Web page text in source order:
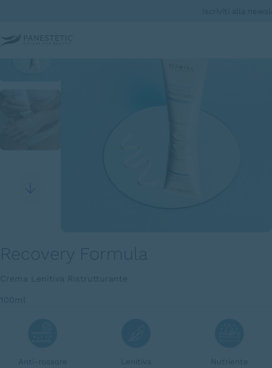
Recovery Formula
Crema Lenitiva Ristrutturante
100ml
Anti-rossore Lenitiva Nutriente